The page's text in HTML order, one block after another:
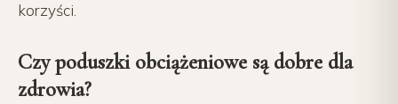
korzyści.
Czy poduszki obciążeniowe są dobre dla
zdrowia?